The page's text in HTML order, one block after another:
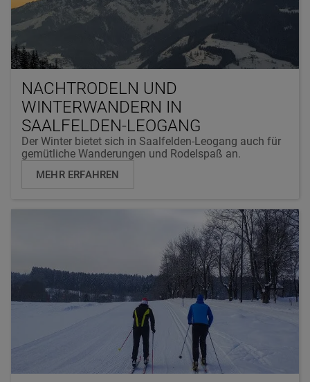
NACHTRODELN UND
WINTERWANDERN IN
SAALFELDEN-LEOGANG
Der Winter bietet sich in Saalfelden-Leogang auch für
gemütliche Wanderungen und Rodelspaß an.
MEHR ERFAHREN